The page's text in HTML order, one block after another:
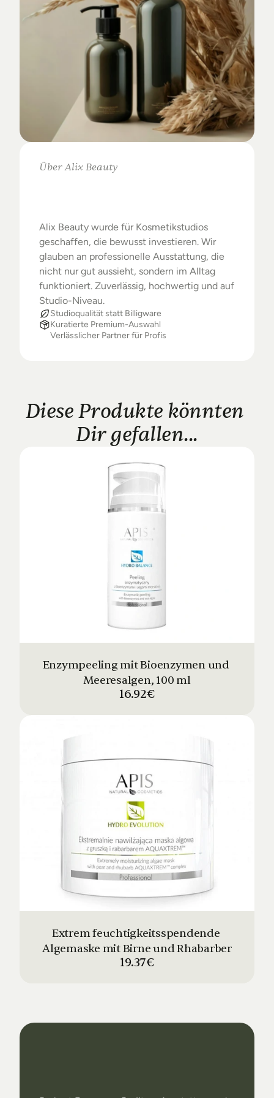
Über Alix Beauty
Alix Beauty wurde für Kosmetikstudios
geschaffen, die bewusst investieren. Wir
glauben an professionelle Ausstattung, die
nicht nur gut aussieht, sondern im Alltag
funktioniert. Zuverlässig, hochwertig und auf
Studio-Niveau.
Studioqualität statt Billigware
Kuratierte Premium-Auswahl
Verlässlicher Partner für Profis
Diese Produkte könnten
Dir gefallen...
Enzympeeling mit Bioenzymen und
Meeresalgen, 100 ml
16.92€
Extrem feuchtigkeitsspendende
Algemaske mit Birne und Rhabarber
19.37€